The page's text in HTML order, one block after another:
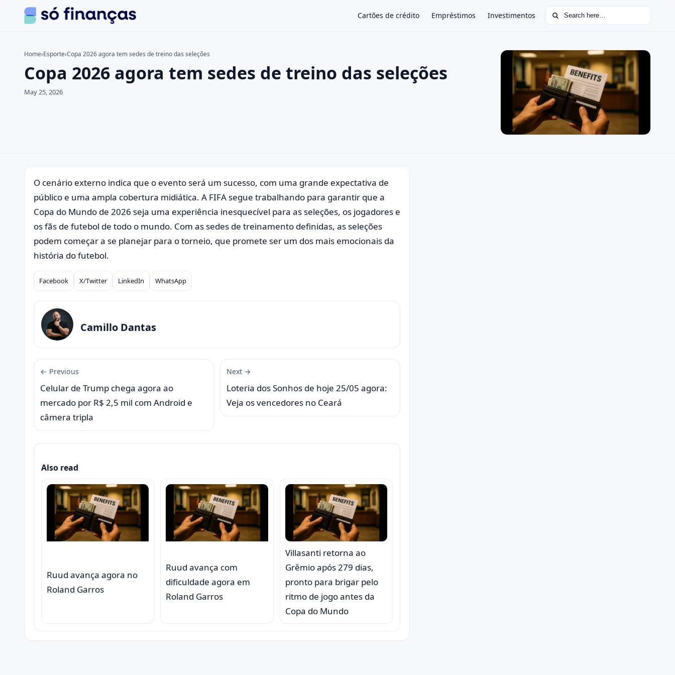
Cartões de crédito Empréstimos Investimentos Search for:
Search the site ×
Search for:
Home›Esporte›Copa 2026 agora tem sedes de treino das seleções
Copa 2026 agora tem sedes de treino das seleções
May 25, 2026
O cenário externo indica que o evento será um sucesso, com uma grande expectativa de
público e uma ampla cobertura midiática. A FIFA segue trabalhando para garantir que a
Copa do Mundo de 2026 seja uma experiência inesquecível para as seleções, os jogadores e
os fãs de futebol de todo o mundo. Com as sedes de treinamento definidas, as seleções
podem começar a se planejar para o torneio, que promete ser um dos mais emocionais da
história do futebol.
Compartilhar
Facebook X/Twitter LinkedIn WhatsApp
Camillo Dantas
← Previous
Celular de Trump chega agora ao
mercado por R$ 2,5 mil com Android e
câmera tripla
Next →
Loteria dos Sonhos de hoje 25/05 agora:
Veja os vencedores no Ceará
Also read
Ruud avança agora no
Roland Garros
Ruud avança com
dificuldade agora em
Roland Garros
Villasanti retorna ao
Grêmio após 279 dias,
pronto para brigar pelo
ritmo de jogo antes da
Copa do Mundo